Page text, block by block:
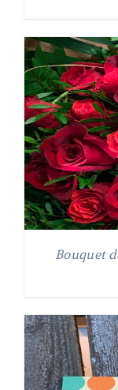
Bouquet